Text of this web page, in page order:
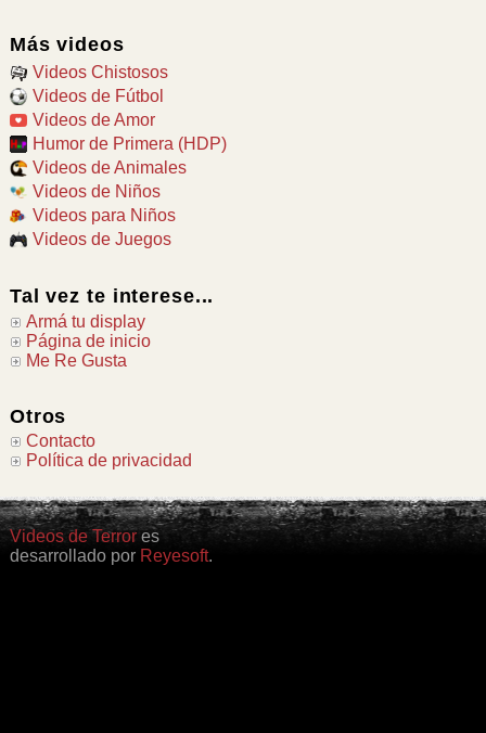
Más videos
Videos Chistosos
Videos de Fútbol
Videos de Amor
Humor de Primera (HDP)
Videos de Animales
Videos de Niños
Videos para Niños
Videos de Juegos
Tal vez te interese...
Armá tu display
Página de inicio
Me Re Gusta
Otros
Contacto
Política de privacidad
Videos de Terrores
desarrollado por Reyesoft.